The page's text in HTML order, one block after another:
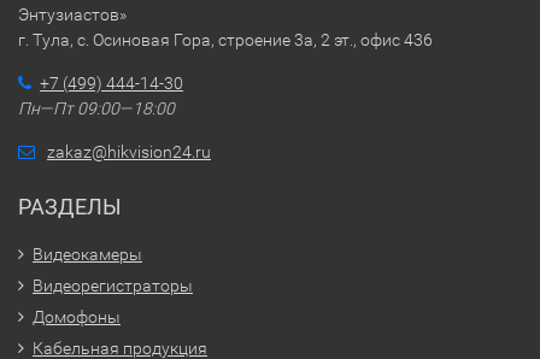
Энтузиастов»
г. Тула, с. Осиновая Гора, строение 3а, 2 эт., офис 436
+7 (499) 444-14-30
Пн—Пт 09:00—18:00
zakaz@hikvision24.ru
РАЗДЕЛЫ
Видеокамеры
Видеорегистраторы
Домофоны
Кабельная продукция